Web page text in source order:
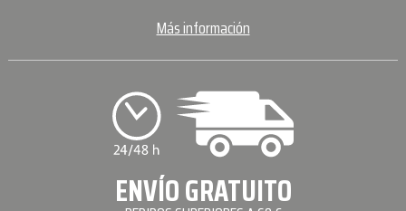
Más información
ENVÍO GRATUITO